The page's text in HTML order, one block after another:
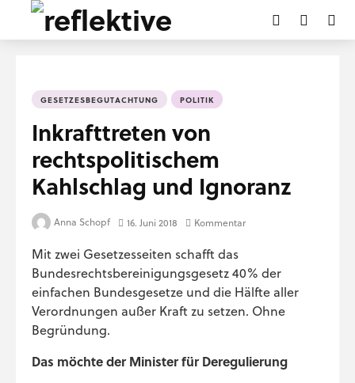
GESETZESBEGUTACHTUNG POLITIK
Inkrafttreten von
rechtspolitischem
Kahlschlag und Ignoranz
Anna Schopf 16. Juni 2018 Kommentar
Mit zwei Gesetzesseiten schafft das
Bundesrechtsbereinigungsgesetz 40% der
einfachen Bundesgesetze und die Hälfte aller
Verordnungen außer Kraft zu setzen. Ohne
Begründung.
Das möchte der Minister für Deregulierung